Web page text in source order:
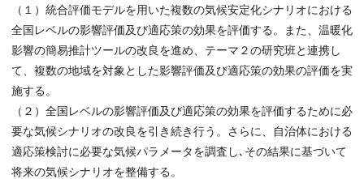
（１）統合評価モデルを用いた複数の気候安定化シナリオにおける
全国レベルの影響評価及び適応策の効果を評価する。また、温暖化
影響の簡易推計ツールの改良を進め、テーマ２の研究班と連携し
て、複数の地域を対象とした影響評価及び適応策の効果の評価を実
施する。
（２）全国レベルの影響評価及び適応策の効果を評価するために必
要な気候シナリオの改良を引き続き行う。さらに、自治体における
適応策検討に必要な気候パラメータを調査し､その結果に基づいて
将来の気候シナリオを整備する。